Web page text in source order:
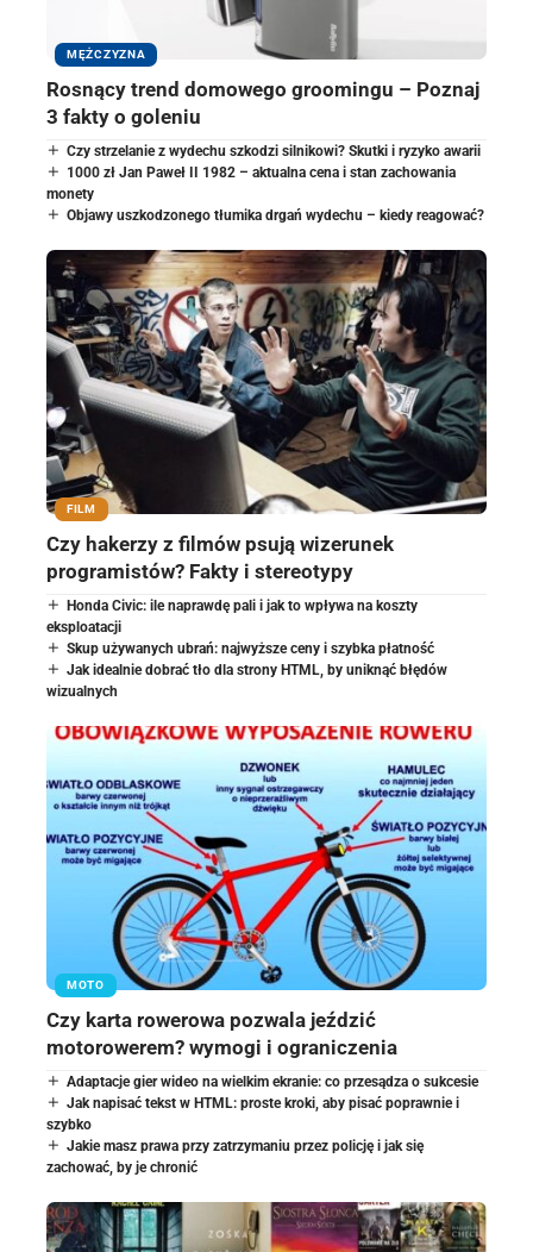
MĘŻCZYZNA
Rosnący trend domowego groomingu – Poznaj
3 fakty o goleniu
Czy strzelanie z wydechu szkodzi silnikowi? Skutki i ryzyko awarii
1000 zł Jan Paweł II 1982 – aktualna cena i stan zachowania
monety
Objawy uszkodzonego tłumika drgań wydechu – kiedy reagować?
FILM
Czy hakerzy z filmów psują wizerunek
programistów? Fakty i stereotypy
Honda Civic: ile naprawdę pali i jak to wpływa na koszty
eksploatacji
Skup używanych ubrań: najwyższe ceny i szybka płatność
Jak idealnie dobrać tło dla strony HTML, by uniknąć błędów
wizualnych
MOTO
Czy karta rowerowa pozwala jeździć
motorowerem? wymogi i ograniczenia
Adaptacje gier wideo na wielkim ekranie: co przesądza o sukcesie
Jak napisać tekst w HTML: proste kroki, aby pisać poprawnie i
szybko
Jakie masz prawa przy zatrzymaniu przez policję i jak się
zachować, by je chronić